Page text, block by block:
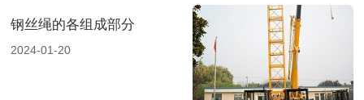
钢丝绳的各组成部分
2024-01-20